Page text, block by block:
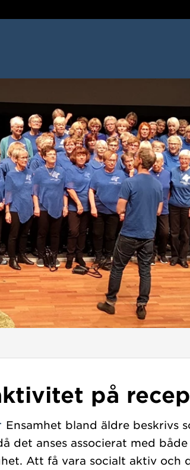
på
Ensamhet bland äldre beskrivs
det anses associerat med både
Att få vara socialt aktiv och